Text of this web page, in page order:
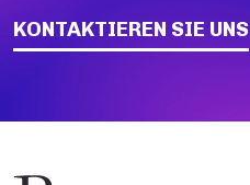
KONTAKTIEREN SIE UNS